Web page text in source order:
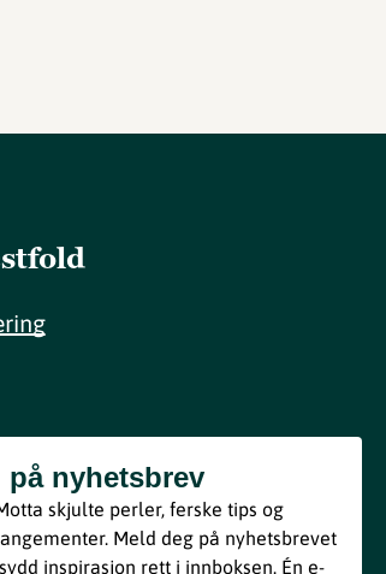
nyhetsbrev
Bli med
på nyhetsbrev
skjulte perler, ferske tips og
Meld deg på nyhetsbrevet
inspirasjon rett i innboksen. Én e-